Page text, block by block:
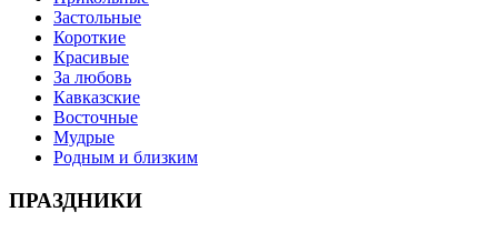
Застольные
Короткие
Красивые
За любовь
Кавказские
Восточные
Мудрые
Родным и близким
ПРАЗДНИКИ